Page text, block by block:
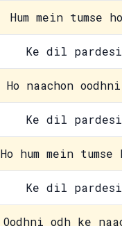
Hum mein tumse
Ke dil pardesi
Ho naachon
Ke dil pardesi
Ho hum mein
Ke dil pardesi
Oodhni odh ke